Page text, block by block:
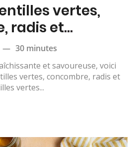
vertes,
radis et
— 30 minutes
et savoureuse, voici
vertes, concombre, radis et
vertes...